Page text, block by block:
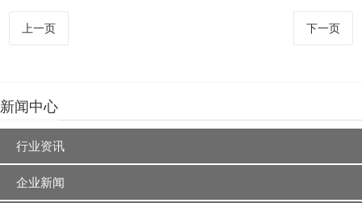
上一页 下一页
新闻中心
行业资讯
企业新闻